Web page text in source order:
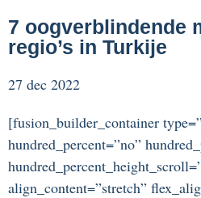
7 oogverblindende
regio’s in Turkije
27 dec 2022
[fusion_builder_container
hundred_percent=”no”
align_content=”stretch”